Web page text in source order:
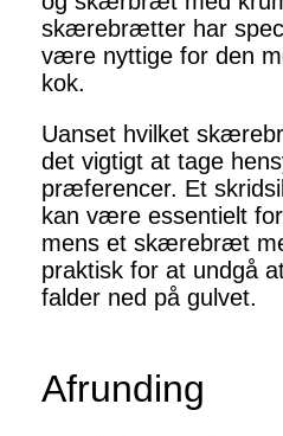
skærebrætter har
være nyttige for den
kok.
Uanset hvilket
det vigtigt at tage
præferencer. Et
kan være essentielt
mens et skærebræt
praktisk for at undgå
falder ned på gulvet.
Afrunding